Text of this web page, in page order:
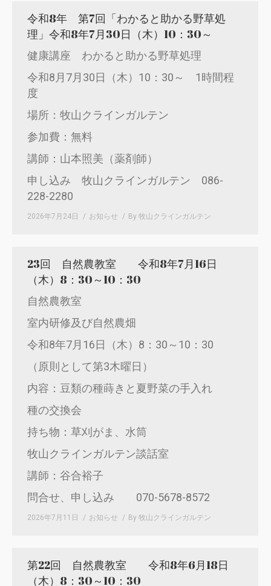
令和8年 第7回「わかると助かる野草処
理」令和8年7月30日（木）10：30～
健康講座 わかると助かる野草処理
令和8月7月30日（木）10：30～ 1時間程
度
場所：牧山クラインガルテン
参加費：無料
講師：山本照美（薬剤師）
申し込み 牧山クラインガルテン 086-
228-2280
2026年7月24日 お知らせ By 牧山クラインガルテン
23回 自然農教室 令和8年7月16日
（木）8：30～10：30
自然農教室
室内研修及び自然農畑
令和8年7月16日（木）8：30～10：30
（原則として第3木曜日）
内容：豆類の種蒔きと夏野菜の手入れ
種の交換会
持ち物：草刈がま、水筒
牧山クラインガルテン談話室
講師：谷合裕子
問合せ、申し込み 070-5678-8572
2026年7月11日 お知らせ By 牧山クラインガルテン
第22回 自然農教室 令和8年6月18日
（木）8：30～10：30